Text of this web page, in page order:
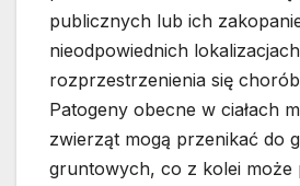
publicznych lub ich
nieodpowiednich
rozprzestrzenienia się
Patogeny obecne w ciałach
zwierząt mogą przenikać do
gruntowych, co z kolei może